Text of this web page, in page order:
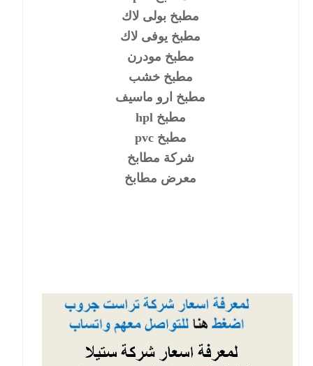
مطبخ بولى لاك
مطبخ يوفى لاك
مطبخ مودرن
مطبخ خشب
مطبخ ارو ماسيف
مطبخ hpl
مطبخ pvc
شركة مطابخ
معرض مطابخ